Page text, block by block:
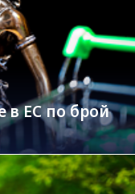
в ЕС по брой